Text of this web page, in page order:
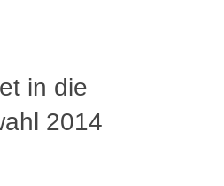
in die
2014